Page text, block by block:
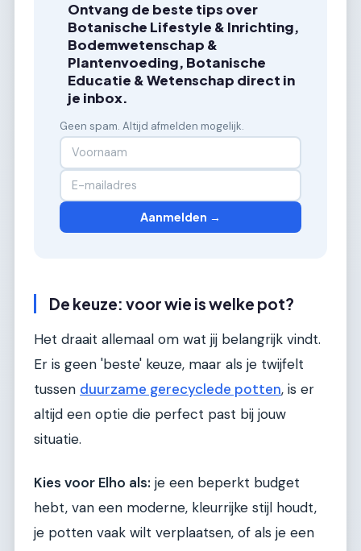
Ontvang de beste tips over
Botanische Lifestyle & Inrichting,
Bodemwetenschap &
Plantenvoeding, Botanische
Educatie & Wetenschap direct in
je inbox.
Geen spam. Altijd afmelden mogelijk.
Aanmelden →
De keuze: voor wie is welke pot?
Het draait allemaal om wat jij belangrijk vindt.
Er is geen 'beste' keuze, maar als je twijfelt
tussen duurzame gerecyclede potten, is er
altijd een optie die perfect past bij jouw
situatie.
Kies voor Elho als: je een beperkt budget
hebt, van een moderne, kleurrijke stijl houdt,
je potten vaak wilt verplaatsen, of als je een